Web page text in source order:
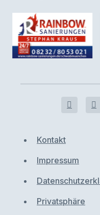
Kontakt
Impressum
Privatsphäre